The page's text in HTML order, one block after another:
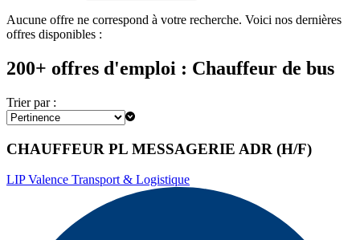
Aucune offre ne correspond à votre recherche. Voici nos dernières
offres disponibles :
200+ offres d'emploi : Chauffeur de bus
Trier par :
CHAUFFEUR PL MESSAGERIE ADR (H/F)
LIP Valence Transport & Logistique